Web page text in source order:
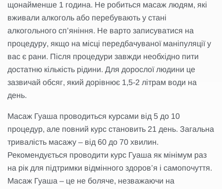
щонайменше 1 година. Не робиться масаж людям, які
вживали алкоголь або перебувають у стані
алкогольного сп’яніння. Не варто записуватися на
процедуру, якщо на місці передбачуваної маніпуляції у
вас є рани. Після процедури завжди необхідно пити
достатню кількість рідини. Для дорослої людини це
зазвичай обсяг, який дорівнює 1,5-2 літрам води на
день.
Масаж Гуаша проводиться курсами від 5 до 10
процедур, але повний курс становить 21 день. Загальна
тривалість масажу – від 60 до 70 хвилин.
Рекомендується проводити курс Гуаша як мінімум раз
на рік для підтримки відмінного здоров’я і самопочуття.
Масаж Гуаша – це не боляче, незважаючи на